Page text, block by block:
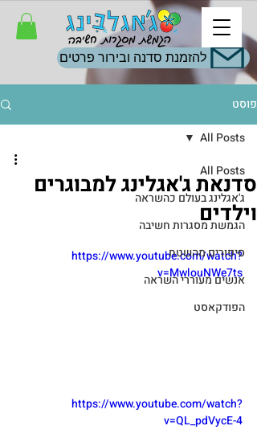
להזמנת סדנה ובירור פרטים
פוסט
All Posts
ג'אגלינג בעולם כהשראה
הגמשת מסגרות חשיבה
סיפורים מהשטח
אנשים מעוררי השראה
הפודקאסט
All Posts
סדנאת ג'אגלינג למבוגרים
וילדים
https://www.youtube.com/watch?
v=MwlouNWe7ts
https://www.youtube.com/watch?
v=QL_pdVycE-4